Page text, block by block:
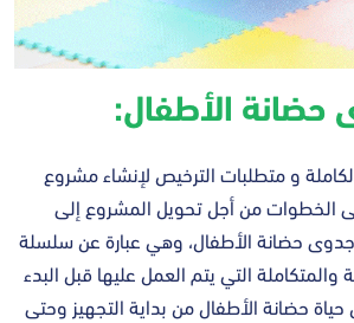
الأطفال:
و متطلبات الترخيص لإنشاء مشروع
الخطوات من أجل تحويل المشروع إلى
حضانة الأطفال، وهي عبارة عن سلسلة
التي يتم العمل عليها قبل البدء
حضانة الأطفال من بداية التجهيز وحتى